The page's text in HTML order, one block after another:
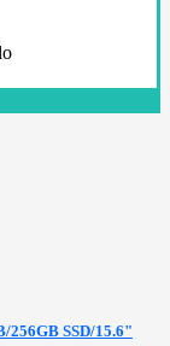
256GB SSD/15.6"